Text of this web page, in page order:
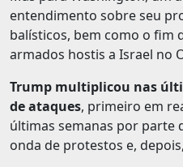
entendimento sobre seu
balísticos, bem como o fim
armados hostis a Israel no
Trump multiplicou nas
de ataques, primeiro em
últimas semanas por parte
onda de protestos e,